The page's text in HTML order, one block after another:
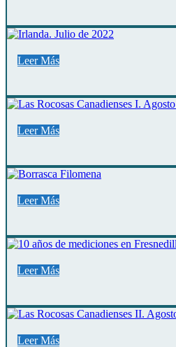
Leer Más
Leer Más
Leer Más
Leer Más
Leer Más